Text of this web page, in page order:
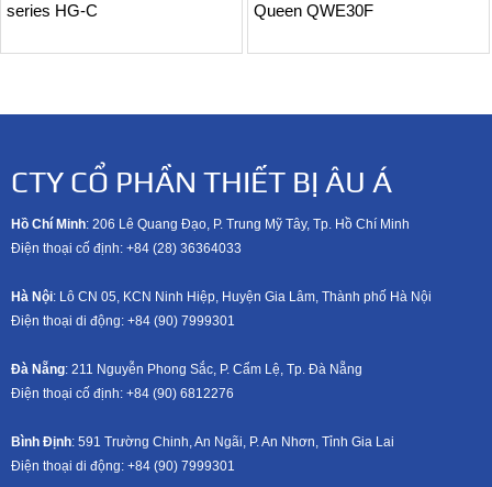
series HG-C
Queen QWE30F
CTY CỔ PHẦN THIẾT BỊ ÂU Á
Hồ Chí Minh: 206 Lê Quang Đạo, P. Trung Mỹ Tây, Tp. Hồ Chí Minh
Điện thoại cố định: +84 (28) 36364033
Hà Nội: Lô CN 05, KCN Ninh Hiệp, Huyện Gia Lâm, Thành phố Hà Nội
Điện thoại di động: +84 (90) 7999301
Đà Nẵng: 211 Nguyễn Phong Sắc, P. Cẩm Lệ, Tp. Đà Nẵng
Điện thoại cố định: +84 (90) 6812276
Bình Định: 591 Trường Chinh, An Ngãi, P. An Nhơn, Tỉnh Gia Lai
Điện thoại di động: +84 (90) 7999301